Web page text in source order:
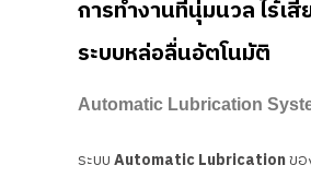
การทำงานที่นุ่มนวล ไร้เ
ระบบหล่อลื่นอัตโนมัติ
Automatic Lubrication
ระบบAutomatic Lubricationขอ